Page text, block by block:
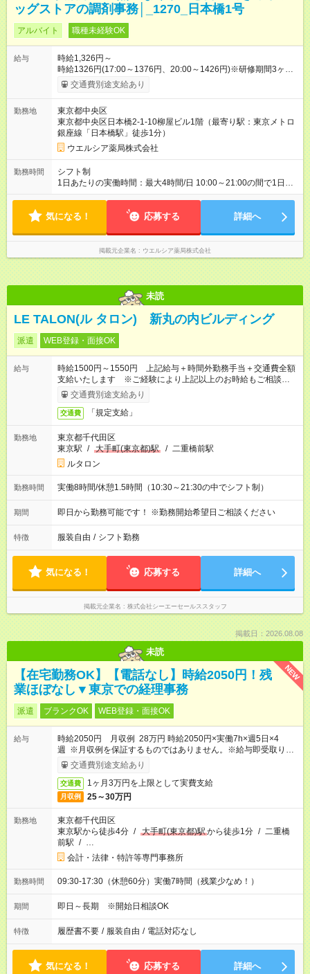
ッグストアの調剤事務│_1270_日本橋1号
アルバイト 職種未経験OK
給与
時給1,326円～
時給1326円(17:00～1376円、20:00～1426円)※研修期間3ヶ月
以降、社内試験による更新判定あり 社内試験合格後、時給＋50
～100円の昇給あり （大学生は＋20円） 試用期間あり：入社日
期間あり 試用期間の長さ：3ヶ月 雇用形態、給与は本採用時と
同じです。
交通費別途支給あり
勤務地
東京都中央区
東京都中央区日本橋2-1-10柳屋ビル1階（最寄り駅：東京メトロ
銀座線「日本橋駅」徒歩1分）
ウエルシア薬局株式会社
勤務時間
シフト制
1日あたりの実働時間：最大4時間/日 10:00～21:00の間で1日4
時間の勤務 ☆週2～5日の勤務 ※勤務曜日応相談 ☆未経験・無資
気になる！ 応募する 詳細へ
掲載元企業名 ウエルシア薬局株式会社
未読
LE TALON(ル タロン) 新丸の内ビルディング
派遣 WEB登録・面接OK
給与
時給1500円～1550円 上記給与＋時間外勤務手当＋交通費全額
支給いたします ※ご経験により上記以上のお時給もご相談させ
ていただきます ※時間外手当はお時給の1.25倍です！
交通費別途支給あり
交通費 「規定支給」
勤務地
東京都千代田区
東京駅 / 大手町(東京都)駅 / 二重橋前駅
ルタロン
勤務時間 実働8時間/休憩1.5時間（10:30～21:30の中でシフト制）
期間 即日から勤務可能です！ ※勤務開始希望日ご相談ください
特徴 服装自由 / シフト勤務
気になる！ 応募する 詳細へ
掲載元企業名 株式会社シーエーセールススタッフ
掲載日：2026.08.08
未読
NEW
【在宅勤務OK】【電話なし】時給2050円！残
業ほぼなし▼東京での経理事務
派遣 ブランクOK WEB登録・面接OK
給与
時給2050円 月収例 28万円 時給2050円×実働7h×週5日×4
週 ※月収例を保証するものではありません。※給与即受取りサ
ービス利用可（利用条件有）
交通費別途支給あり
交通費 1ヶ月3万円を上限として実費支給
月収例 25～30万円
勤務地
東京都千代田区
東京駅から徒歩4分 / 大手町(東京都)駅から徒歩1分 / 二重橋
前駅 / …
会計・法律・特許等専門事務所
勤務時間 09:30-17:30（休憩60分）実働7時間（残業少なめ！）
期間 即日～長期 ※開始日相談OK
特徴 履歴書不要 / 服装自由 / 電話対応なし
気になる！ 応募する 詳細へ